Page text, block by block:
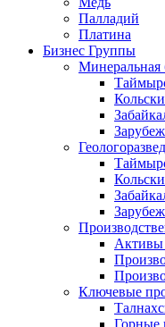
Палладий
Платина
Бизнес Группы
Минеральная
Активы
Ключевые
Горные